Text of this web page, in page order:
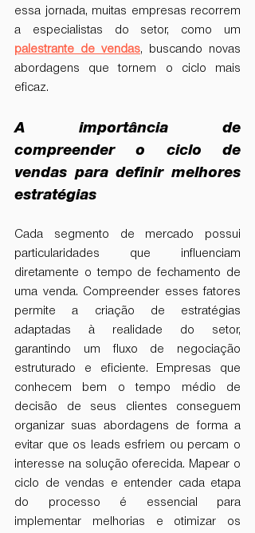
essa jornada, muitas empresas recorrem
palestrante de vendas, buscando novas
abordagens que tornem o ciclo mais
eficaz.
A importância de
compreender o ciclo de
vendas para definir melhores
estratégias
Cada segmento de mercado possui
particularidades que influenciam
diretamente o tempo de fechamento de
uma venda. Compreender esses fatores
permite a criação de estratégias
adaptadas à realidade do setor,
garantindo um fluxo de negociação
estruturado e eficiente. Empresas que
conhecem bem o tempo médio de
decisão de seus clientes conseguem
organizar suas abordagens de forma a
evitar que os leads esfriem ou percam o
interesse na solução oferecida. Mapear o
ciclo de vendas e entender cada etapa
do processo é essencial para
implementar melhorias e otimizar os